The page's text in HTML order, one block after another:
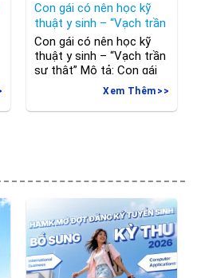
Con gái có nên học kỹ
thuật y sinh – “Vạch trần
sự thật”
Con gái có nên học kỹ
thuật y sinh – “Vạch trần
sự thật” Mô tả: Con gái
có nên học kỹ thuật y
sinh? Trong bài viết này,
chúng ta sẽ tìm hiểu về
Xem Thêm